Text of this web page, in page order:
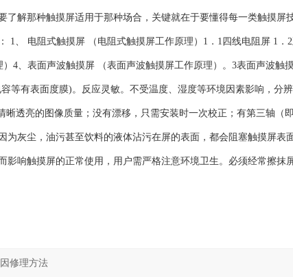
解那种触摸屏适用于那种场合，关键就在于要懂得每一类触摸屏
、 电阻式触摸屏 （电阻式触摸屏工作原理）1．1四线电阻屏 1．2
4、表面声波触摸屏 （表面声波触摸屏工作原理）。3表面声波触
等有表面度膜)。反应灵敏。不受温度、湿度等环境因素影响，分
晰透亮的图像质量；没有漂移，只需安装时一次校正；有第三轴（
灰尘，油污甚至饮料的液体沾污在屏的表面，都会阻塞触摸屏表
响触摸屏的正常使用，用户需严格注意环境卫生。必须经常擦抹